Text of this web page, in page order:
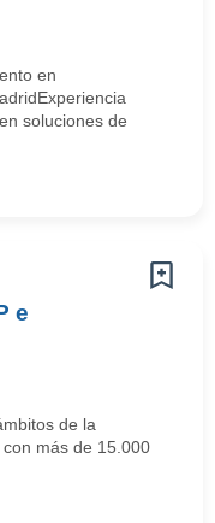
en
soluciones de
e
de la
más de 15.000